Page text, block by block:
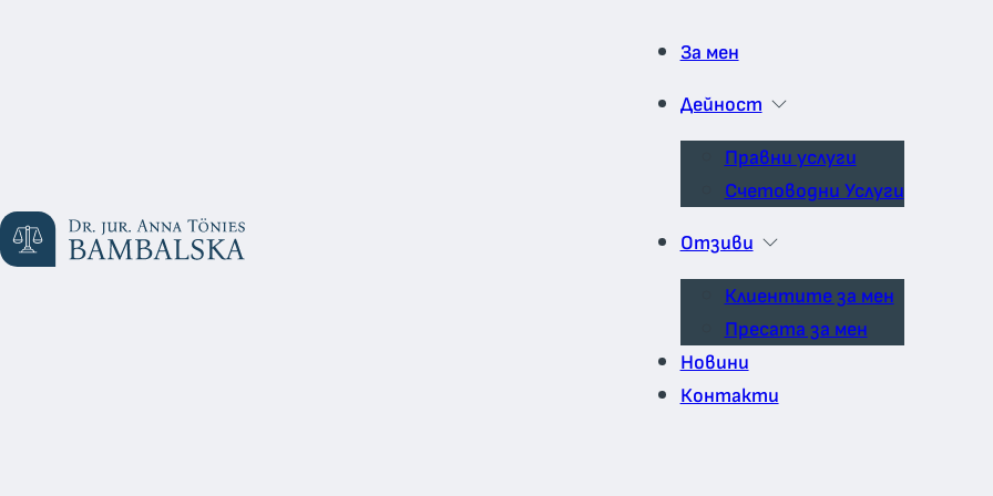
За мен
Дейност
Правни услуги
Счетоводни Услуги
Отзиви
Клиентите за мен
Пресата за мен
Новини
Контакти